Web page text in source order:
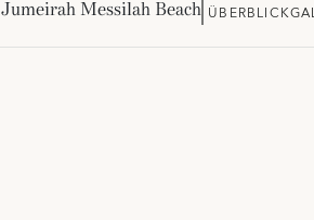
Jumeirah Messilah Beach ÜBERBLICK